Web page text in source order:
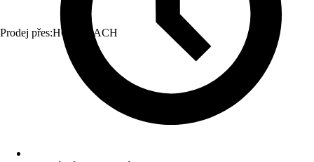
Prodej přes:HORNBACH